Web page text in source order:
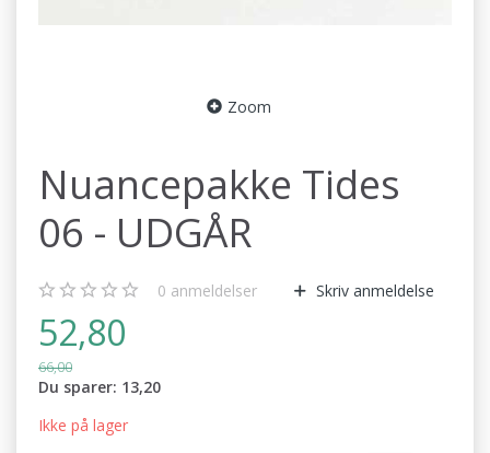
Zoom
Nuancepakke Tides
06 - UDGÅR
0 anmeldelser Skriv anmeldelse
52,80
66,00
Du sparer: 13,20
Ikke på lager